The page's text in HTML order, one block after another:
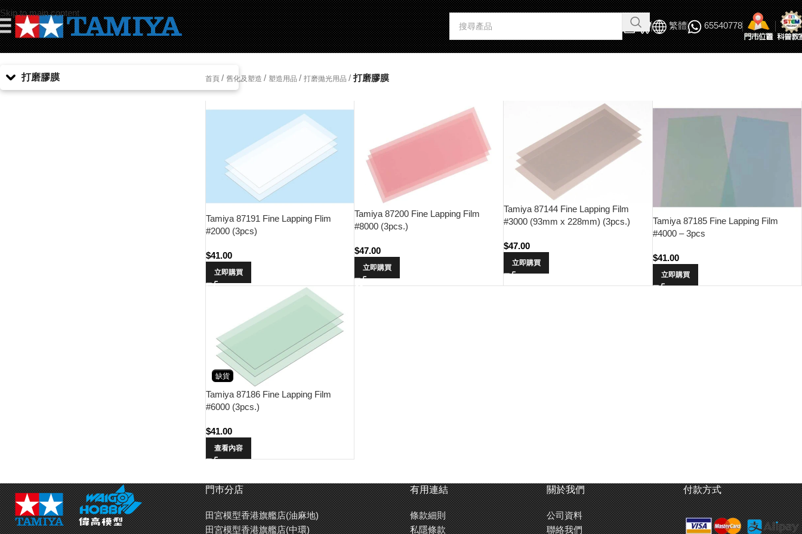
Skip to main content
繁體 65540778
打磨膠膜 首頁 / 舊化及塑造 / 塑造用品 / 打磨拋光用品 / 打磨膠膜
Tamiya 87191 Fine Lapping Flim
#2000 (3pcs)
$41.00
立即購買
Tamiya 87200 Fine Lapping Film
#8000 (3pcs.)
$47.00
立即購買
Tamiya 87144 Fine Lapping Film
#3000 (93mm x 228mm) (3pcs.)
$47.00
立即購買
Tamiya 87185 Fine Lapping Film
#4000 – 3pcs
$41.00
立即購買
缺貨
Tamiya 87186 Fine Lapping Film
#6000 (3pcs.)
$41.00
查看內容
門巿分店
田宮模型香港旗艦店(油麻地)
田宮模型香港旗艦店(中環)
有用連結
條款細則
私隱條款
關於我們
公司資料
聯絡我們
付款方式